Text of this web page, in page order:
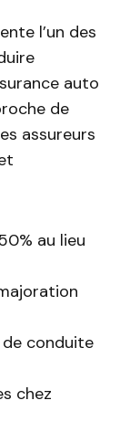
l’un des
auto
de
assureurs
au lieu
de conduite
chez